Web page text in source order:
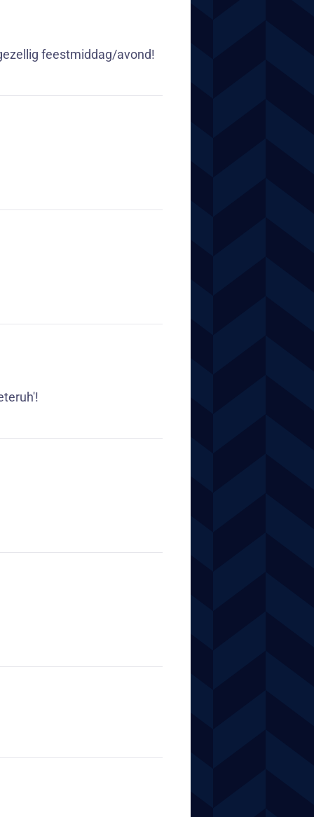
feestmiddag/avond!